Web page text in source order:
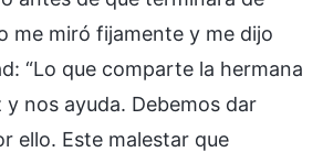
me miró fijamente y me dijo
“Lo que comparte la hermana
y nos ayuda. Debemos dar
ello. Este malestar que